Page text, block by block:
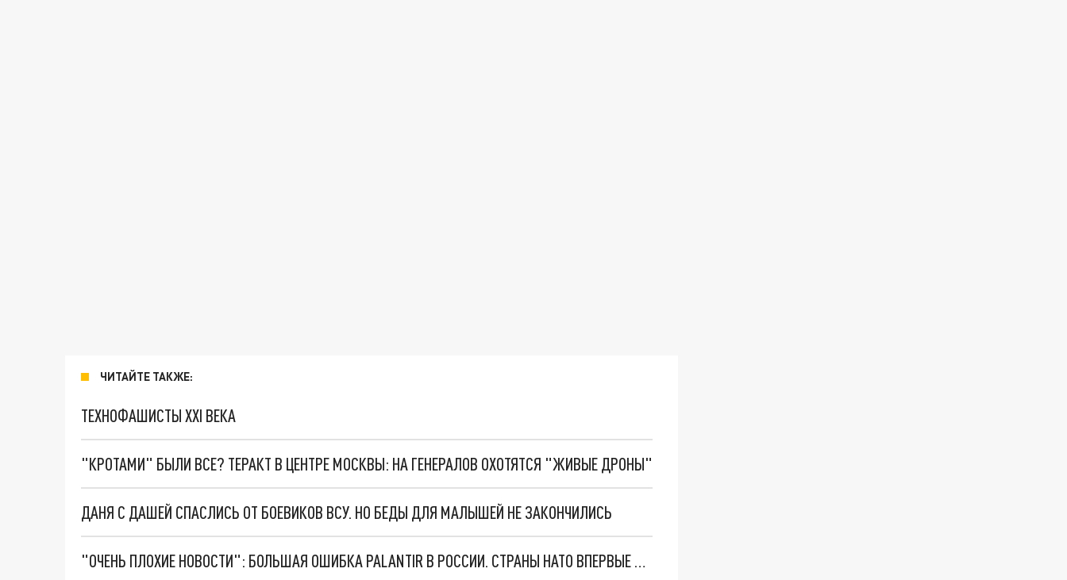
ЧИТАЙТЕ ТАКЖЕ:
ТЕХНОФАШИСТЫ XXI ВЕКА
"КРОТАМИ" БЫЛИ ВСЕ? ТЕРАКТ В ЦЕНТРЕ МОСКВЫ: НА ГЕНЕРАЛОВ ОХОТЯТСЯ "ЖИВЫЕ ДРОНЫ"
ДАНЯ С ДАШЕЙ СПАСЛИСЬ ОТ БОЕВИКОВ ВСУ. НО БЕДЫ ДЛЯ МАЛЫШЕЙ НЕ ЗАКОНЧИЛИСЬ
"ОЧЕНЬ ПЛОХИЕ НОВОСТИ": БОЛЬШАЯ ОШИБКА PALANTIR В РОССИИ. СТРАНЫ НАТО ВПЕРВЫЕ ЗА СВО ОСТАНОВИЛИ ПОСТАВКИ ОРУЖИЯ. ВСУ ТЕРЯЮТ ПРИГРАНИЧЬЕ?